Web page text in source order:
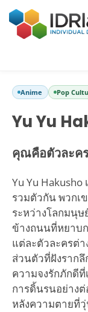
Anime Pop
Yu Yu
คุณคือตัวละค
Yu Yu Hakusho
รวมตัวกัน พวกเ
ระหว่างโลกมนุ
ข้างถนนที่หยาบ
แต่ละตัวละครต่
ส่วนตัวที่ฝังราก
ความจงรักภักดี
การดิ้นรนอย่าง
หลังความตายที่